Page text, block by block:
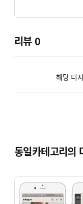
리뷰0
해당 디
동일카테고리의